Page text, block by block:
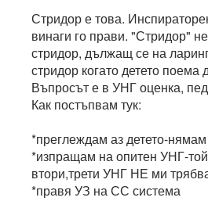
Стридор е това.
винаги го прави. "Стридор"
стридор, дължащ се на
стридор когато детето поема
Въпросът е в УНГ оценка,
Как постъпвам тук:
*преглеждам аз детето-
*изпращам на опитен УНГ-той
втори,трети УНГ НЕ ми
*правя УЗ на СС система